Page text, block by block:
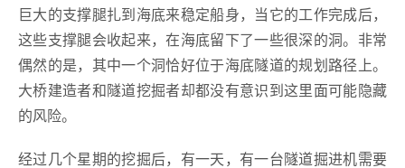
巨大的支撑腿扎到海底来稳定船身，当它的工作完成后，
这些支撑腿会收起来，在海底留下了一些很深的洞。非常
偶然的是，其中一个洞恰好位于海底隧道的规划路径上。
大桥建造者和隧道挖掘者却都没有意识到这里面可能隐藏
的风险。
经过几个星期的挖掘后，有一天，有一台隧道掘进机需要